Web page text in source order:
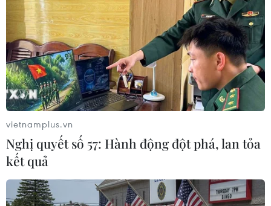
Vì sức mua trên thị trường yếu nên giá cả các
sản phẩm hoa tươi sẽ khó có hiện tượng tăng
giá sốt hàng, mà sẽ duy trì ở mức ổn định như
ngày thường./.
(TTXVN/Vietnam+)
vietnamplus.vn
Nghị quyết số 57: Hành động đột phá, lan tỏa
kết quả